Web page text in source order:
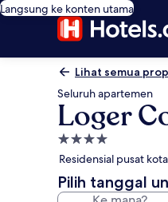
Langsung ke konten utama
Lihat semua
Seluruh apartemen
Loger
Properti
bintang
4.0
Residensial pusat
Pilih tanggal